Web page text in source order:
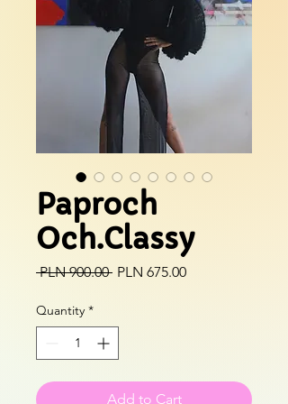
Paproch
Och.Classy
PLN 900.00 Regular
PLN 675.00Sale
Quantity *
Add to Cart